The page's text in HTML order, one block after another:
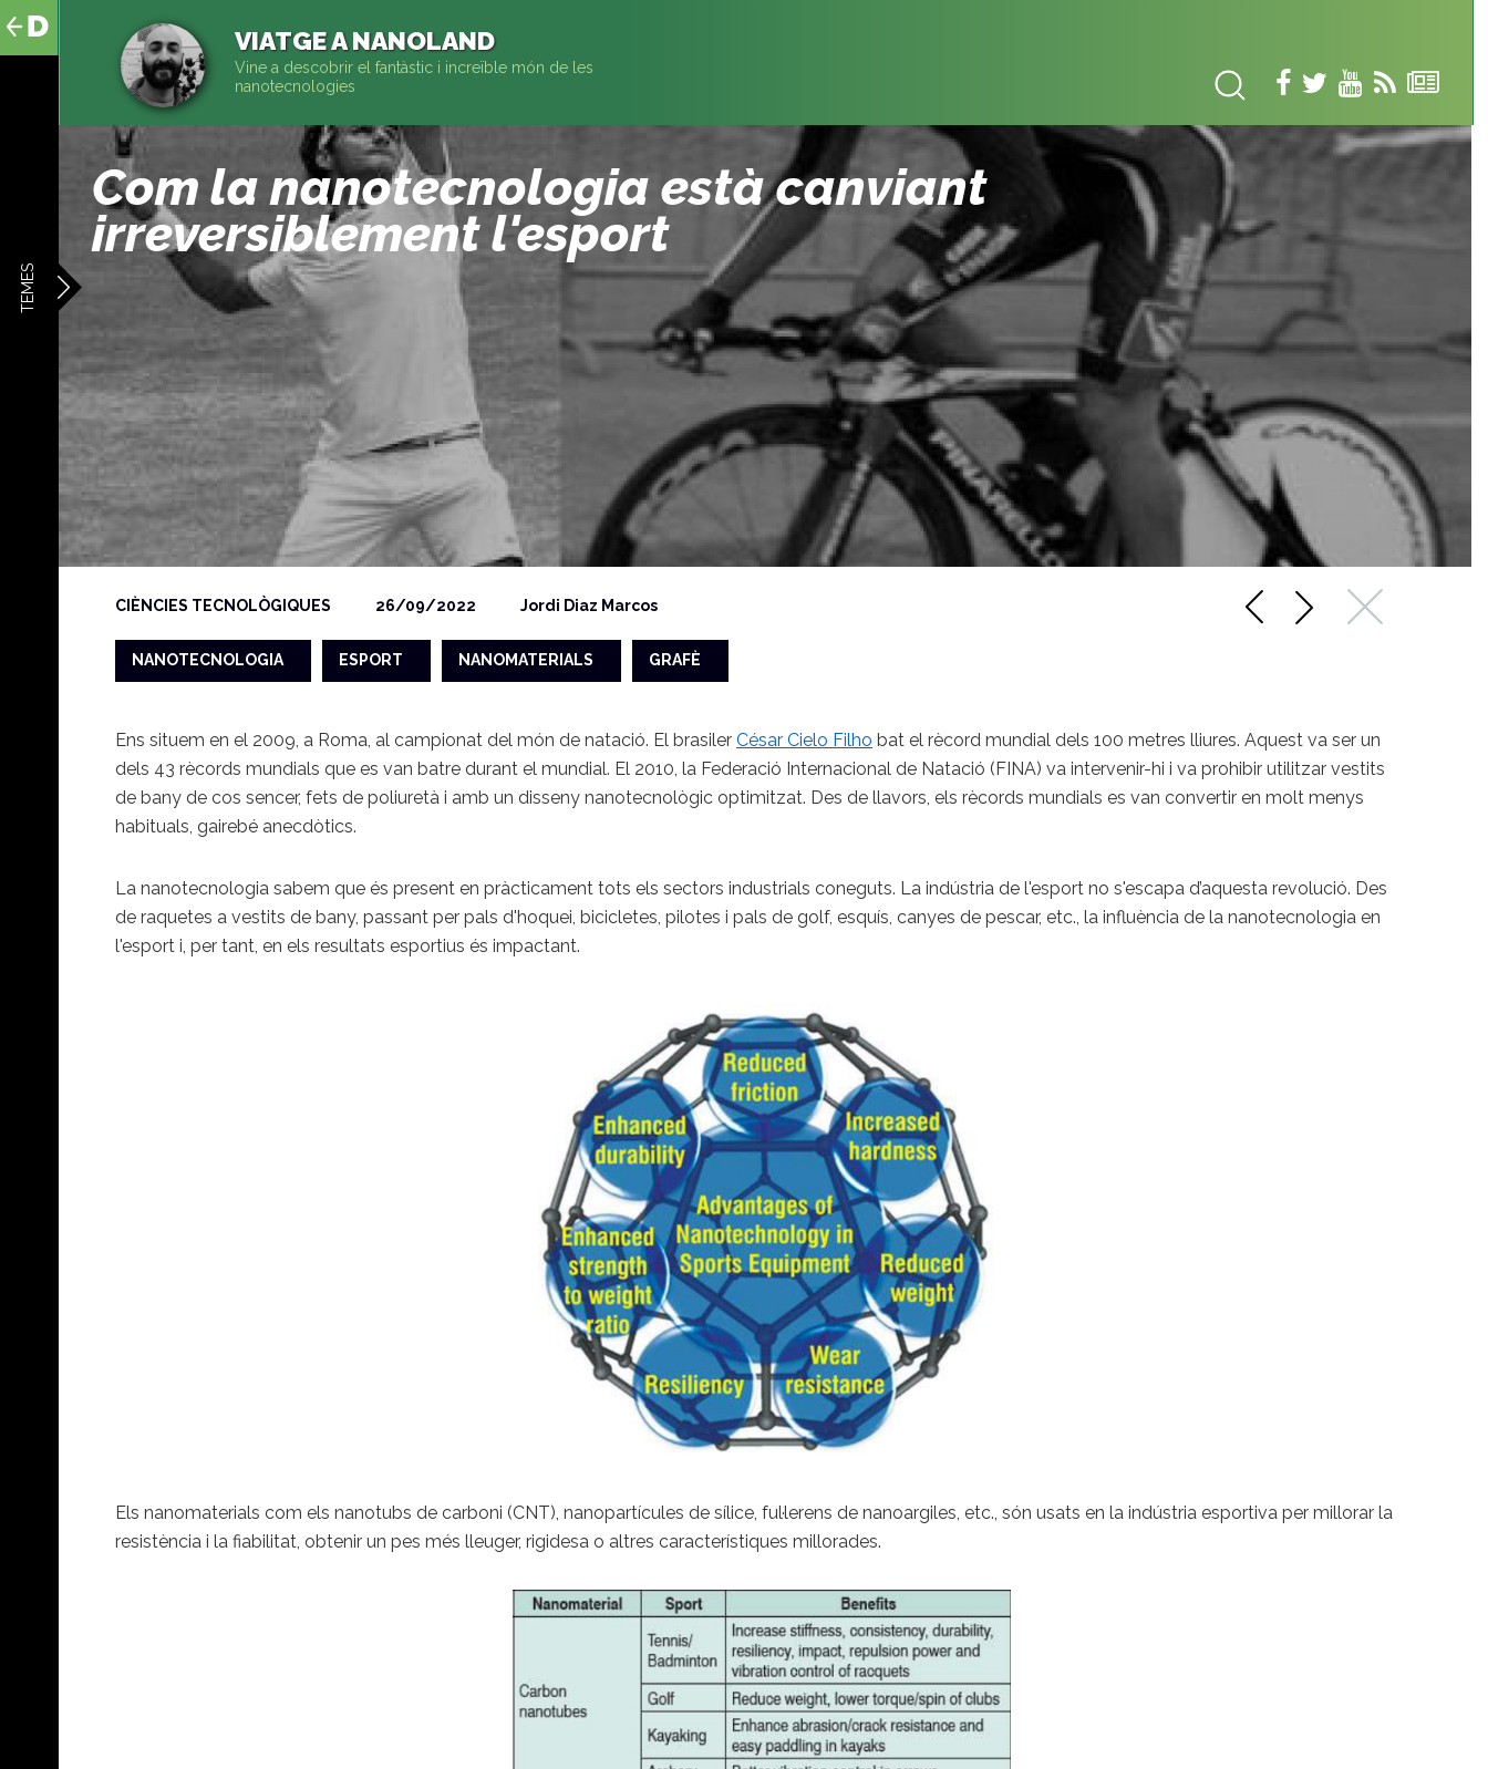
contingut
TEMES
VIATGE A NANOLAND
Vine a descobrir el fantàstic i increïble món de les
nanotecnologies
Com la nanotecnologia està canviant
irreversiblement l'esport
CIÈNCIES TECNOLÒGIQUES 26/09/2022 Jordi Diaz Marcos
NANOTECNOLOGIA ESPORT NANOMATERIALS GRAFÈ
Ens situem en el 2009, a Roma, al campionat del món de natació. El brasilerCésar Cielo Filho bat el rècord mundial dels 100 metres lliures. Aquest va ser un
dels 43 rècords mundials que es van batre durant el mundial. El 2010, la Federació Internacional de Natació (FINA) va intervenir-hi i va prohibir utilitzar vestits
de bany de cos sencer, fets de poliuretà i amb un disseny nanotecnològic optimitzat. Des de llavors, els rècords mundials es van convertir en molt menys
habituals, gairebé anecdòtics.
La nanotecnologia sabem que és present en pràcticament tots els sectors industrials coneguts. La indústria de l'esport no s'escapa d’aquesta revolució. Des
de raquetes a vestits de bany, passant per pals d'hoquei, bicicletes, pilotes i pals de golf, esquís, canyes de pescar, etc., la influència de la nanotecnologia en
l'esport i, per tant, en els resultats esportius és impactant.
Els nanomaterials com els nanotubs de carboni (CNT), nanopartícules de sílice, ful·lerens de nanoargiles, etc., són usats en la indústria esportiva per millorar la
resistència i la fiabilitat, obtenir un pes més lleuger, rigidesa o altres característiques millorades.